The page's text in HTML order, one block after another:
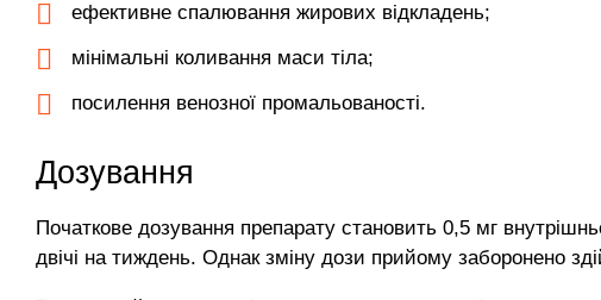
ефективне спалювання жирових відкладень;
мінімальні коливання маси тіла;
посилення венозної промальованості.
Дозування
Початкове дозування препарату становить 0,5 мг
двічі на тиждень. Однак зміну дози прийому заборонено